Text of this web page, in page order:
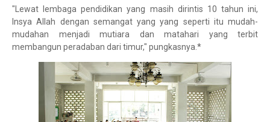
"Lewat lembaga pendidikan yang masih dirintis 10 tahun ini,
Insya Allah dengan semangat yang yang seperti itu mudah-
mudahan menjadi mutiara dan matahari yang terbit
membangun peradaban dari timur," pungkasnya.*